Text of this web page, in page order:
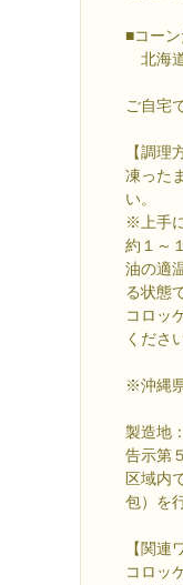
■コー
北海
ご自宅
【調理
凍った
い。
※上手
約１～
油の適
る状態
コロッ
くださ
※沖縄
製造地
告示第
区域内
包）を
【関連
コロッ